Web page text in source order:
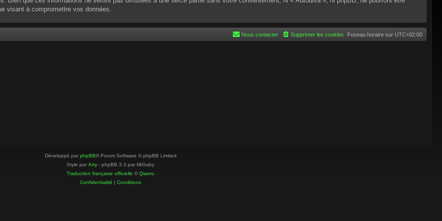
visant à compromettre vos données.
Fuseau horaire sur UTC+02:00
Supprimer les cookies
Nous contacter
Développé par phpBB® Forum Software © phpBB Limited
Style par Arty - phpBB 3.3 par MrGaby
Traduction française officielle ©Qiaeru
Confidentialité | Conditions